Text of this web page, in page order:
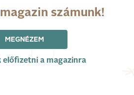
számunk!
MEGNÉZEM
előfizetni a magazinra